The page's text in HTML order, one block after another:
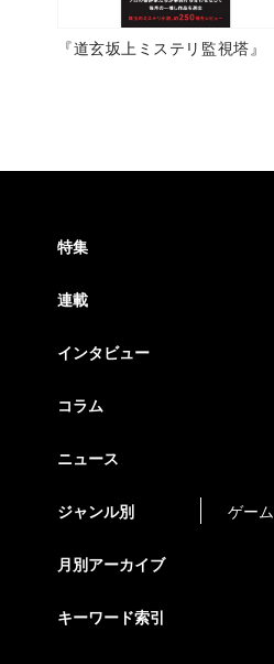
『道玄坂上ミステリ監視塔』
特集
連載
インタビュー
コラム
ニュース
ジャンル別 ゲーム
月別アーカイブ
キーワード索引